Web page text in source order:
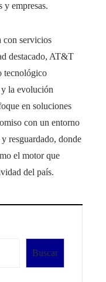
y empresas.
con servicios
destacado, AT&T
tecnológico
y la evolución
en soluciones
con un entorno
resguardado, donde
el motor que
del país.
Buscar